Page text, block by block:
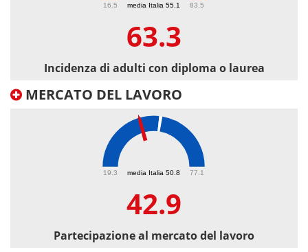
media Italia 55.1
16.5 83.5
63.3
Incidenza di adulti con diploma o laurea
MERCATO DEL LAVORO
media Italia 50.8
19.3 77.1
42.9
Partecipazione al mercato del lavoro